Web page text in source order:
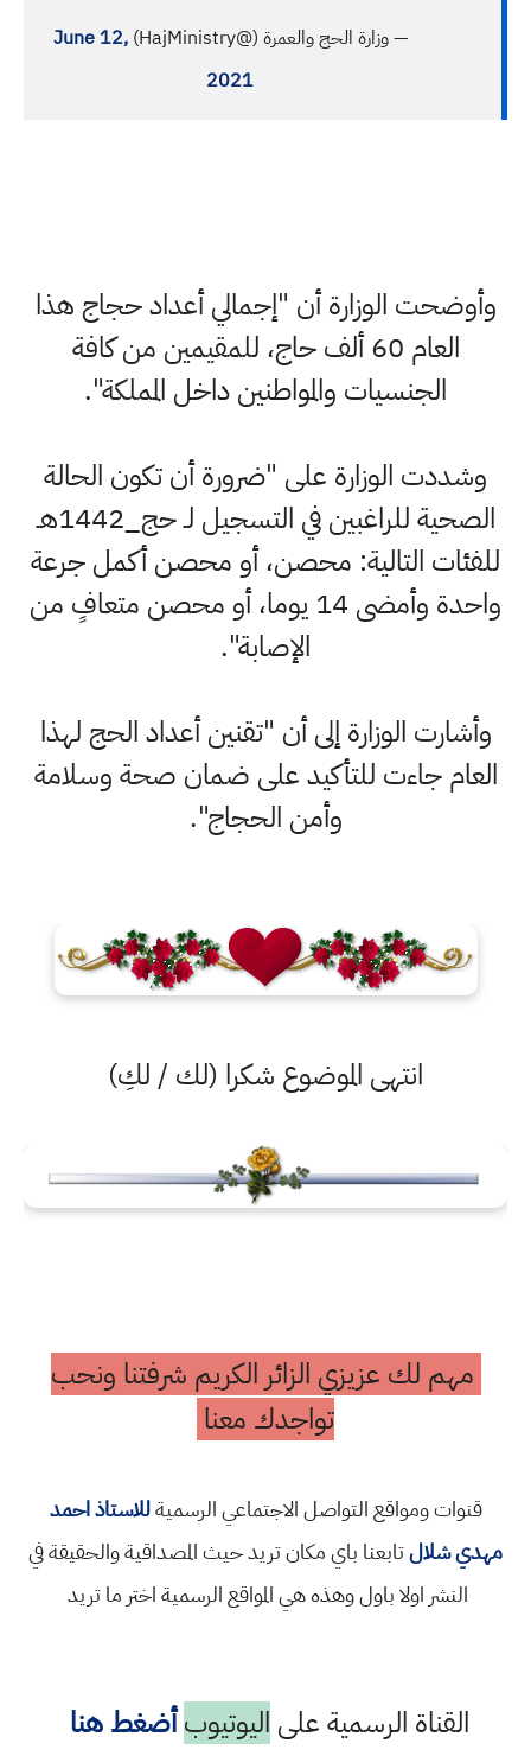
— وزارة الحج والعمرة (@HajMinistry)
June 12,
2021
وأوضحت الوزارة أن "إجمالي أعداد حجاج هذا
العام 60 ألف حاج، للمقيمين من كافة
الجنسيات والمواطنين داخل المملكة".
وشددت الوزارة على "ضرورة أن تكون الحالة
الصحية للراغبين في التسجيل لـ حج_1442هـ
للفئات التالية: محصن، أو محصن أكمل جرعة
واحدة وأمضى 14 يوما، أو محصن متعافٍ من
الإصابة".
وأشارت الوزارة إلى أن "تقنين أعداد الحج لهذا
العام جاءت للتأكيد على ضمان صحة وسلامة
وأمن الحجاج".
انتهى الموضوع شكرا (لك / لكِ)
مهم لك عزيزي الزائر الكريم شرفتنا ونحب
تواجدك معنا
قنوات ومواقع التواصل الاجتماعي الرسميةللاستاذ احمد
مهدي شلالتابعنا باي مكان تريد حيث المصداقية والحقيقة في
النشر اولا باول وهذه هي المواقع الرسمية اختر ما تريد
القناة الرسمية على اليوتيوب أضغط هنا